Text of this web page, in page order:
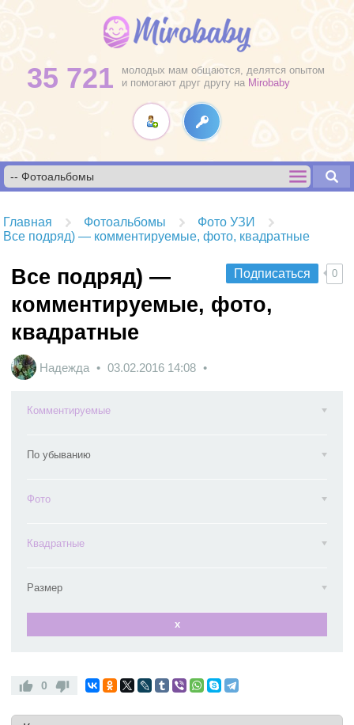
35 721
молодых мам общаются, делятся опытом
и помогают друг другу на Mirobaby
Главная Фотоальбомы
Фото УЗИ
Все подряд) — комментируемые, фото, квадратные
Подписаться 0
Все подряд) —
комментируемые, фото,
квадратные
Надежда 03.02.2016 14:08
Комментируемые
По убыванию
Фото
Квадратные
Размер
x
0